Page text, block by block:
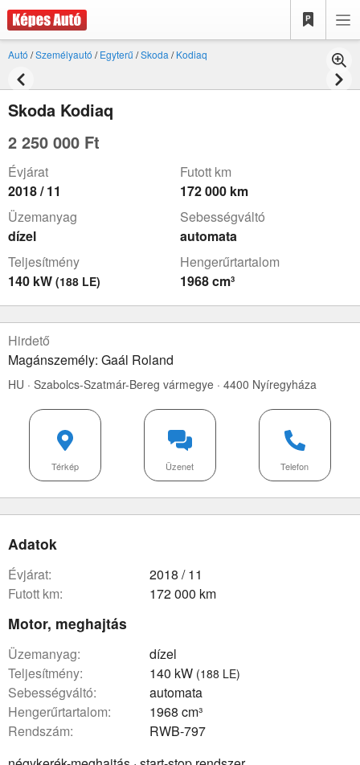
Autó /Személyautó /Egyterű /Skoda /Kodiaq
Skoda Kodiaq
2 250 000 Ft
Évjárat
2018 / 11
Futott km
172 000 km
Üzemanyag
dízel
Sebességváltó
automata
Teljesítmény
140 kW (188 LE)
Hengerűrtartalom
1968 cm³
Hirdető
Magánszemély: Gaál Roland
HU · Szabolcs-Szatmár-Bereg vármegye · 4400 Nyíregyháza
Telefon
Üzenet
Térkép
Adatok
évjárat:
2018 / 11
futott km:
172 000 km
Motor, meghajtás
üzemanyag:
dízel
teljesítmény:
140 kW (188 LE)
sebességváltó:
automata
hengerűrtartalom:
1968 cm³
rendszám:
RWB-797